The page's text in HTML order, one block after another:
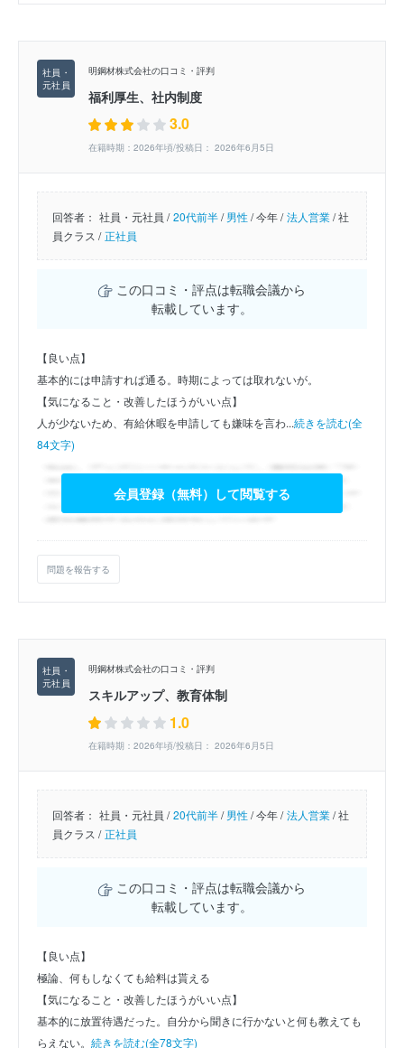
明鋼材株式会社の口コミ・評判
福利厚生、社内制度
3.0
在籍時期：2026年頃/投稿日： 2026年6月5日
回答者： 社員・元社員 / 20代前半/男性/今年 / 法人営業/社
員クラス / 正社員
この口コミ・評点は転職会議から
転載しています。
【良い点】
基本的には申請すれば通る。時期によっては取れないが。
【気になること・改善したほうがいい点】
人が少ないため、有給休暇を申請しても嫌味を言わ...続きを読む(全
84文字)
会員登録（無料）して閲覧する
問題を報告する
明鋼材株式会社の口コミ・評判
スキルアップ、教育体制
1.0
在籍時期：2026年頃/投稿日： 2026年6月5日
回答者： 社員・元社員 / 20代前半/男性/今年 / 法人営業/社
員クラス / 正社員
この口コミ・評点は転職会議から
転載しています。
【良い点】
極論、何もしなくても給料は貰える
【気になること・改善したほうがいい点】
基本的に放置待遇だった。自分から聞きに行かないと何も教えても
らえない。 続きを読む(全78文字)